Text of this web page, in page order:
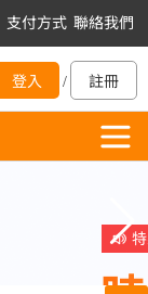
支付方式 聯絡我們
登入 / 註冊